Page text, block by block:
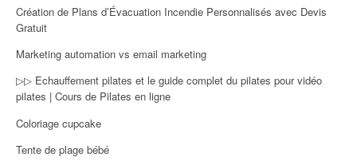
Création de Plans d’Évacuation Incendie Personnalisés avec Devis
Gratuit
Marketing automation vs email marketing
▷▷ Echauffement pilates et le guide complet du pilates pour vidéo
pilates | Cours de Pilates en ligne
Coloriage cupcake
Tente de plage bébé